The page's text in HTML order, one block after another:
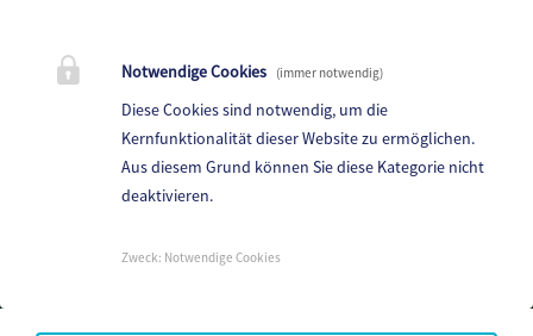
St. Gertraud 1, 9413 St.Gertraud
Telefon: +43 4352 72 180
E-Mail:frantschach@ktn.gde.at
Heute,Geschlossen
Heute,Geschlossen
Notwendige Cookies (immer notwendig)
Diese Cookies sind notwendig, um die
Kernfunktionalität dieser Website zu ermöglichen.
Aus diesem Grund können Sie diese Kategorie nicht
deaktivieren.
Zweck: Notwendige Cookies